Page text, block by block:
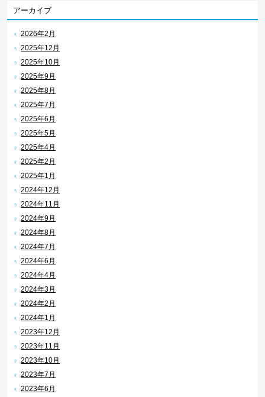
アーカイブ
2026年2月
2025年12月
2025年10月
2025年9月
2025年8月
2025年7月
2025年6月
2025年5月
2025年4月
2025年2月
2025年1月
2024年12月
2024年11月
2024年9月
2024年8月
2024年7月
2024年6月
2024年4月
2024年3月
2024年2月
2024年1月
2023年12月
2023年11月
2023年10月
2023年7月
2023年6月